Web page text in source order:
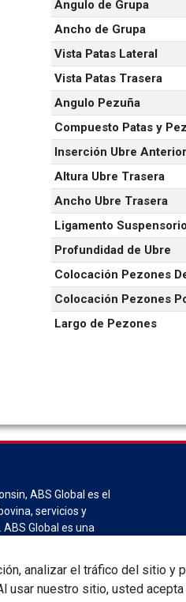
Angulo de Grupa
Ancho de Grupa
Vista Patas Lateral
Vista Patas Trasera
Angulo Pezuña
Compuesto Patas y
Inserción Ubre Anterior
Altura Ubre Trasera
Ancho Ubre Trasera
Ligamento Suspensorio
Profundidad de Ubre
Colocación Pezones
Colocación Pezones
Largo de Pezones
analizar el tráfico del sitio y
usar nuestro sitio, usted
ABS Global es el
servicios y
Global es una